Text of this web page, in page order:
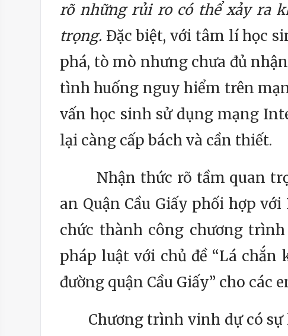
rõ những rủi ro có thể xảy ra
trọng. Đặc biệt, với tâm lí học
phá, tò mò nhưng chưa đủ
tình huống nguy hiểm trên
vấn học sinh sử dụng mạng
lại càng cấp bách và cần thiết.
Nhận thức rõ tầm quan
an Quận Cầu Giấy phối hợp
chức thành công chương
pháp luật với chủ đề “Lá
đường quận Cầu Giấy” cho các
Chương trình vinh dự có sự